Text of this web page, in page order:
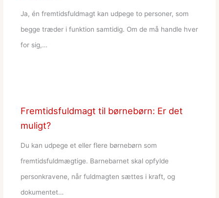
Ja, én fremtidsfuldmagt kan udpege to personer, som
begge træder i funktion samtidig. Om de må handle hver
for sig,…
Fremtidsfuldmagt til børnebørn: Er det
muligt?
Du kan udpege et eller flere børnebørn som
fremtidsfuldmægtige. Barnebarnet skal opfylde
personkravene, når fuldmagten sættes i kraft, og
dokumentet…